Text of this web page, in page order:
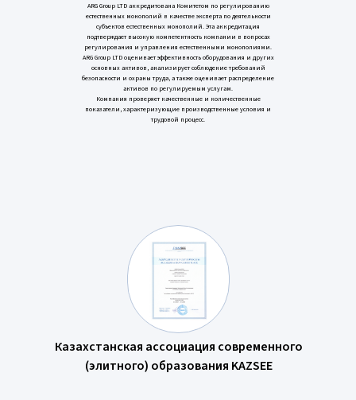
ARG Group LTD аккредитована Комитетом по регулированию
естественных монополий в качестве эксперта по деятельности
субъектов естественных монополий. Эта аккредитация
подтверждает высокую компетентность компании в вопросах
регулирования и управления естественными монополиями.
ARG Group LTD оценивает эффективность оборудования и других
основных активов, анализирует соблюдение требований
безопасности и охраны труда, а также оценивает распределение
активов по регулируемым услугам.
Компания проверяет качественные и количественные
показатели, характеризующие производственные условия и
трудовой процесс.
Казахстанская ассоциация современного
(элитного) образования KAZSEE